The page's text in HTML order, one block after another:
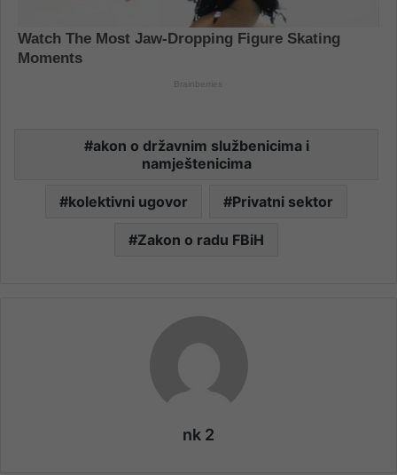
akon o državnim službenicima i
namještenicima
kolektivni ugovor Privatni sektor
Zakon o radu FBiH
nk 2